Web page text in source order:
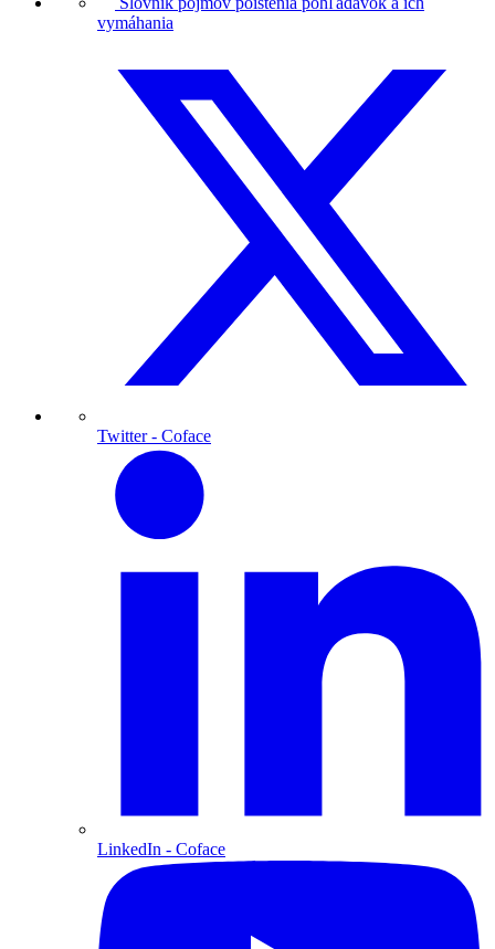
vymáhania
Twitter- Coface
LinkedIn - Coface